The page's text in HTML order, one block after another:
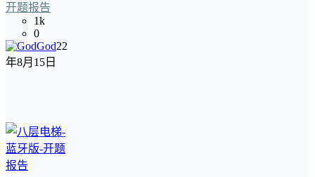
开题报告
1k
0
God22
年8月15日